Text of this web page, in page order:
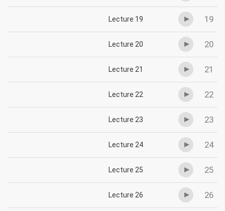
19
Lecture 19
20
Lecture 20
21
Lecture 21
22
Lecture 22
23
Lecture 23
24
Lecture 24
25
Lecture 25
26
Lecture 26